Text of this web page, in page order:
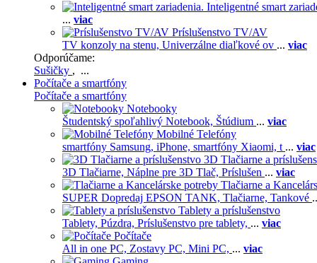
Inteligentné smart
... viac
Príslušenstvo TV/AV
TV konzoly na stenu, Univerzálne diaľkové ov ... viac
Odporúčame:
Sušičky , ...
Počítače a smartfóny
Počítače a smartfóny
Notebooky
Študentský spoľahlivý Notebook, Štúdium ... viac
Mobilné Telefóny
smartfóny Samsung, iPhone, smartfóny Xiaomi, t ... viac
3D Tlačiarne a
3D Tlačiarne, Náplne pre 3D Tlač, Príslušen ... viac
Tlačiarne a
SUPER Dopredaj EPSON TANK, Tlačiarne, Tankové
Tablety a príslušenstvo
Tablety, Púzdra, Príslušenstvo pre tablety, ... viac
Počítače
All in one PC, Zostavy PC, Mini PC, ... viac